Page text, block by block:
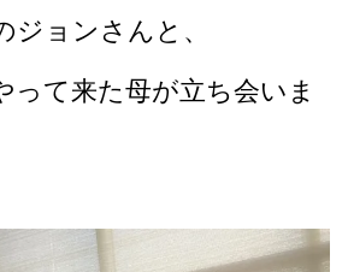
ジョンさんと、
って来た母が立ち会いま